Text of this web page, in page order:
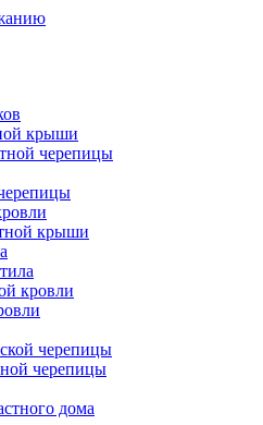
крыши
черепицы
крыши
кровли
черепицы
черепицы
дома